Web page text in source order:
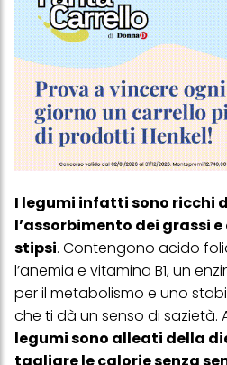
I legumi infatti sono ricchi
l’assorbimento dei grassi
stipsi. Contengono acido
l’anemia e vitamina B1, un
per il metabolismo e uno
che ti dà un senso di sazietà.
legumi sono alleati della